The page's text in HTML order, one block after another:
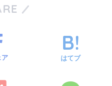
ア はてブ